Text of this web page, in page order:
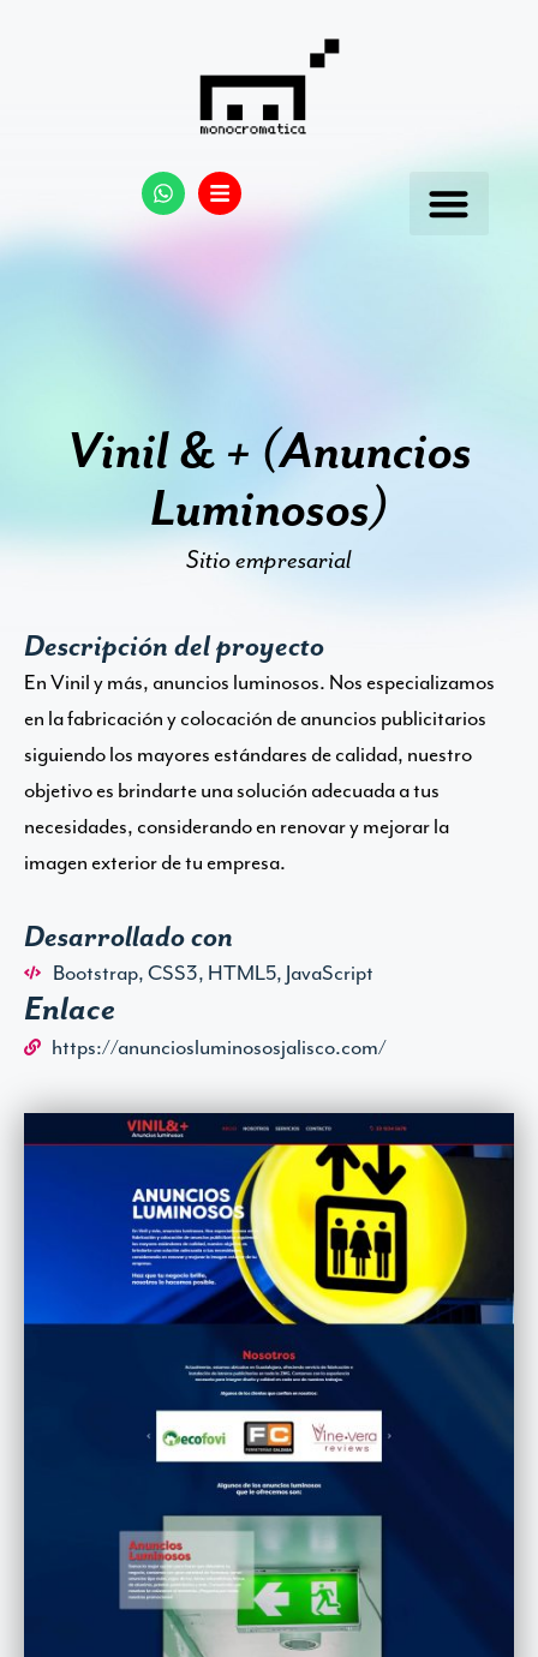
Vinil & + (Anuncios
Luminosos)
Sitio empresarial
Descripción del proyecto
En Vinil y más, anuncios luminosos. Nos especializamos
en la fabricación y colocación de anuncios publicitarios
siguiendo los mayores estándares de calidad, nuestro
objetivo es brindarte una solución adecuada a tus
necesidades, considerando en renovar y mejorar la
imagen exterior de tu empresa.
Desarrollado con
Bootstrap,CSS3, HTML5, JavaScript
Enlace
https://anunciosluminososjalisco.com/